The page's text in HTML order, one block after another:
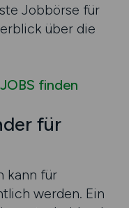
Jobbörse für
über die
finden
für
kann für
werden. Ein